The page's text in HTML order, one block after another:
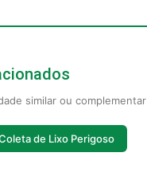
similar ou complementar
de Lixo Perigoso